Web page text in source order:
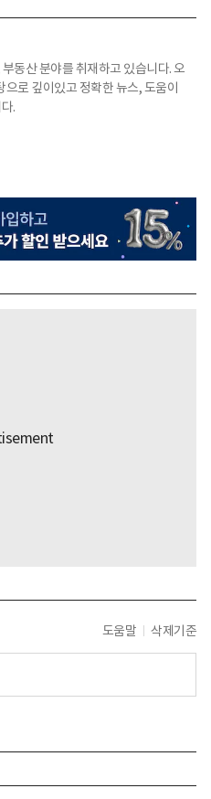
동산 분야를 취재하고 있습니다. 오
으로 깊이있고 정확한 뉴스, 도움이
.
도움말 삭제기준